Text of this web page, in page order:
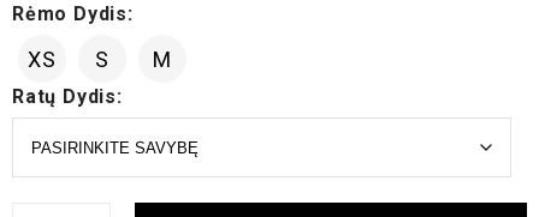
Rėmo Dydis:
XS S M
Ratų Dydis: